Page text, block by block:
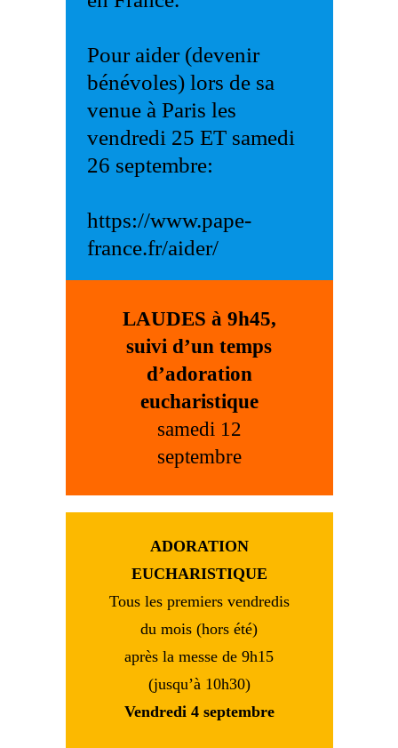
Pour aider (devenir
bénévoles) lors de sa
venue à Paris les
vendredi 25 ET samedi
26 septembre:
https://www.pape-
france.fr/aider/
LAUDES à 9h45,
suivi d’un temps
d’adoration
eucharistique
samedi 12
septembre
ADORATION
EUCHARISTIQUE
Tous les premiers vendredis
du mois (hors été)
après la messe de 9h15
(jusqu’à 10h30)
Vendredi 4 septembre